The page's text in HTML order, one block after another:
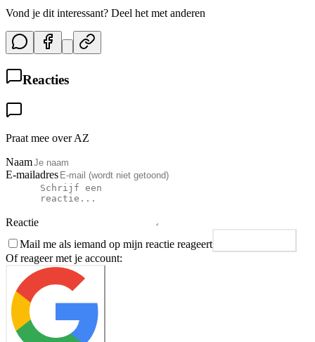
Vond je dit interessant? Deel het met anderen
Reacties
Praat mee over AZ
Naam
E-mailadres
Reactie
Mail me als iemand op mijn reactie reageert
Of reageer met je account: